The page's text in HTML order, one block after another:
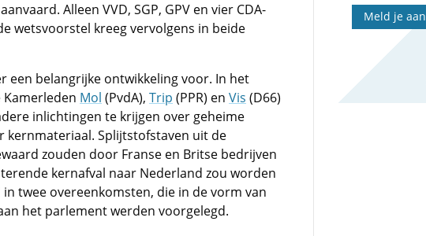
Alleen VVD, SGP, GPV en vier CDA-
wetsvoorstel kreeg vervolgens in beide
een belangrijke ontwikkeling voor. In het
Mol (PvdA), Trip (PPR) en Vis (D66)
inlichtingen te krijgen over geheime
kernmateriaal. Splijtstofstaven uit de
zouden door Franse en Britse bedrijven
kernafval naar Nederland zou worden
twee overeenkomsten, die in de vorm van
het parlement werden voorgelegd.
Meld je aan